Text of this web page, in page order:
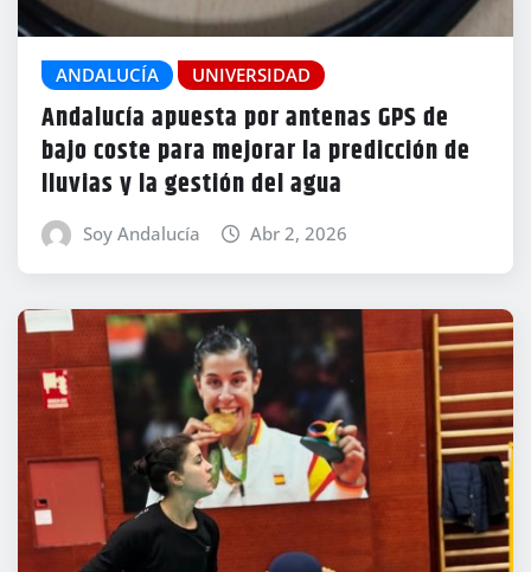
ANDALUCÍA UNIVERSIDAD
Andalucía apuesta por antenas GPS de
bajo coste para mejorar la predicción de
lluvias y la gestión del agua
Soy Andalucía Abr 2, 2026